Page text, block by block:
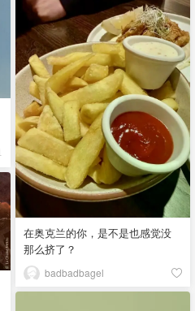
在奥克兰的你，是不是也感觉没
那么挤了？
badbadbagel